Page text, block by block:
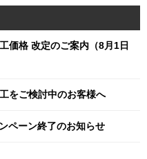
価格 改定のご案内（8月1日
をご検討中のお客様へ
ペーン終了のお知らせ